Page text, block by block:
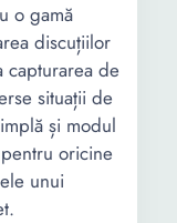
o gamă
discuțiilor
capturarea de
situații de
și modul
oricine
unui